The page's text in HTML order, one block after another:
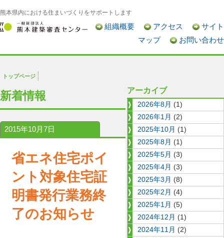
熊本県内における住まいづくりをサポートします
組織概要 アクセス
サイト
マップ
お問い合わせ
トップページ
新着情報
2015年10月7日
省エネ住宅ポイ
ント対象住宅証
明書発行業務終
了のお知らせ
アーカイブ
2026年8月 (1)
2026年1月 (2)
2025年10月 (1)
2025年8月 (1)
2025年5月 (3)
2025年4月 (3)
2025年3月 (8)
2025年2月 (4)
2025年1月 (5)
2024年12月 (1)
2024年11月 (2)